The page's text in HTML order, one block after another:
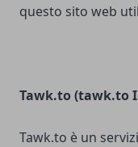
questo sito web
Tawk.to (tawk.to
Tawk.to è un